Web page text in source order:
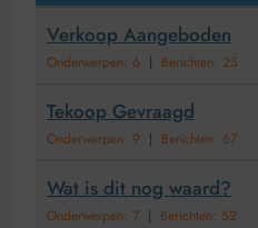
Verkoop Aangeboden
Onderwerpen: 6 | Berichten: 25
Tekoop Gevraagd
Onderwerpen: 9 | Berichten: 67
Wat is dit nog waard?
Onderwerpen: 7 | Berichten: 52